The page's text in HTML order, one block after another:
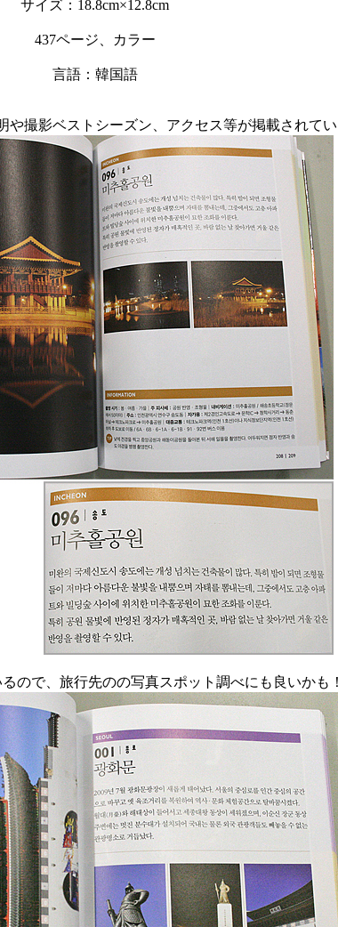
サイズ：18.8cm×12.8cm
437ページ、カラー
言語：韓国語
や撮影ベストシーズン、アクセス等が掲載されてい
ので、旅行先のの写真スポット調べにも良いかも！